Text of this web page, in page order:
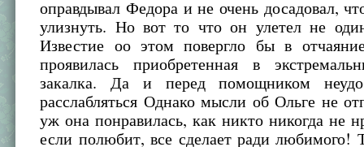
оправдывал Федора и не очень досадовал,
улизнуть. Но вот то что он улетел не
Известие оо этом повергло бы в
проявилась приобретенная в
закалка. Да и перед помощником
расслабляться Однако мысли об Ольге не
уж она понравилась, как никто никогда не
если полюбит, все сделает ради любимого!